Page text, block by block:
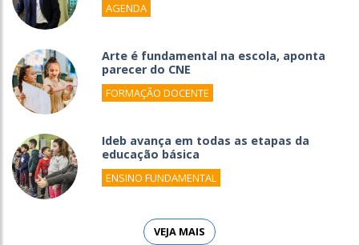
AGENDA
Arte é fundamental na escola, aponta
parecer do CNE
FORMAÇÃO DOCENTE
Ideb avança em todas as etapas da
educação básica
ENSINO FUNDAMENTAL
VEJA MAIS